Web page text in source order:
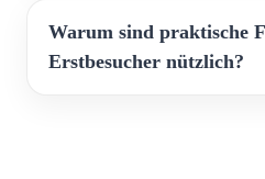
Warum sind praktische
Erstbesucher nützlich?